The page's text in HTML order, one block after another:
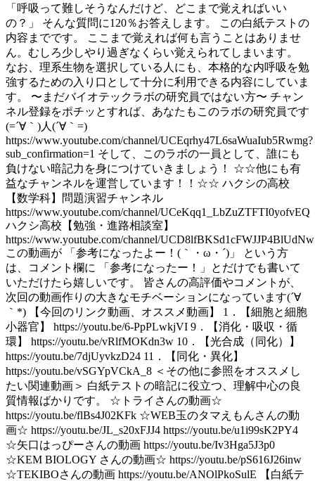
「呼吸って難しそうなんだけど、どこまで覚えればいい
の？」 そんな質問に120％お答えします。 この白紙テストの
内容までです。 ここまで覚えれば何も言うことはありませ
ん。むしろ少しやり過ぎなくらい覚えられてしまいます。
なお、理系生物を選択している人にも、本格的な内呼吸を勉
強するための入り口として十分に利用できる内容にしていま
す。 〜まだバイオテックラボの研究員ではない方〜 チャン
ネル登録をポチッとすれば、あなたもこのラボの研究員です
(=´∀｀)人(´∀｀=)
https://www.youtube.com/channel/UCEqrhy47L6saWuaIub5Rwmg?
sub_confirmation=1 そして、このラボの一員として、誰にも
負けない暗記力を身につけていきましょう！ ☆☆他にも有
益なチャンネルを運営しています！！☆☆ ハクシの高校
【数学科】問題演習チャンネル
https://www.youtube.com/channel/UCeKqq1_LbZuZTFTI0yofvEQ
ハクシ高校【勉強・進路相談室】
https://www.youtube.com/channel/UCD8lfBKSd1cFWJJP4BlUdNw
この動画が 「参考になったよー！(｀・ω・´)」 という方
は、コメント欄に 「参考になったー！」とだけでも書いて
いただけたら嬉しいです。 皆さんの高評価やコメントが、
次回の動画作りの大きなモチベーションになっています(´∀
｀*) 【今回のリンク動画、オススメ動画】 1．【細胞と細胞
小器官】 https://youtu.be/6-PpPLwkjVI 9．【消化・吸収・循
環】 https://youtu.be/vRlfMOKdn3w 10．【光合成（同化）】
https://youtu.be/7djUyvkzD24 11．【同化・異化】
https://youtu.be/vSGYpVCkA_8 ＜その他に参照をオススメし
たい関連動画＞ 白紙テストの暗記に役立つ、理解中心の良
質情報ばかりです。 ☆トライさんの動画☆
https://youtu.be/flBs4J02KFk ☆WEB玉のタマえもんさんの動
画☆ https://youtu.be/JL_s20xFJJ4 https://youtu.be/u1i99sK2PY4
☆矢口はっぴーさんの動画 https://youtu.be/Iv3Hga5J3p0
☆KEM BIOLOGY さんの動画☆ https://youtu.be/pS616J26inw
☆TEKIBOさんの動画 https://youtu.be/ANOlPkoSulE 【白紙テ